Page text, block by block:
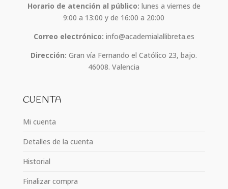
Horario de atención al público: lunes a viernes de
9:00 a 13:00 y de 16:00 a 20:00
Correo electrónico: info@academialallibreta.es
Dirección: Gran vía Fernando el Católico 23, bajo.
46008. Valencia
CUENTA
Mi cuenta
Detalles de la cuenta
Historial
Finalizar compra